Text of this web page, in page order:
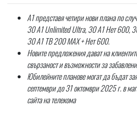
A1 представя четири нови плана по
30 A1 Unlimited Ultra, 30 A1 Нет 600,
30 A1 ТВ 200 MAX + Нет 600.
Новите предложения дават на
свързаност и възможности за
Юбилейните планове могат да бъдат
септември до 31 октомври 2025 г. в
сайта на телекома